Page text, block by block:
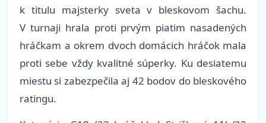
k titulu majsterky sveta v bleskovom šachu.
V turnaji hrala proti prvým piatim nasadených
hráčkam a okrem dvoch domácich hráčok mala
proti sebe vždy kvalitné súperky. Ku desiatemu
miestu si zabezpečila aj 42 bodov do bleskového
ratingu.